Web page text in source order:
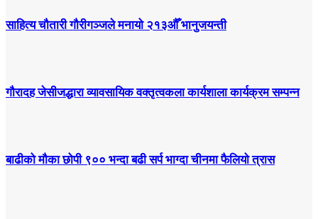
साहित्य चौतारी गौरीगञ्जले मनायो २१३औँ भानुजयन्ती
गौरादह जेसीजद्धारा व्यावसायिक वक्तृत्वकला कार्यशाला कार्यक्रम सम्पन्न
बाढीको मौका छोपी ९०० भन्दा बढी सर्प भाग्दा चीनमा फैलियो त्रास